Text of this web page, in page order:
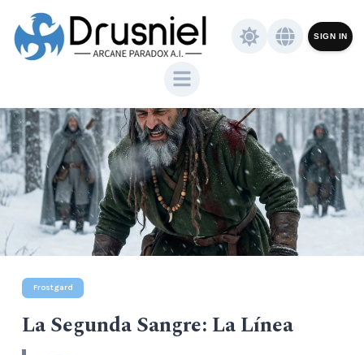
SIGN IN
Frostgard
La Segunda Sangre: La Línea